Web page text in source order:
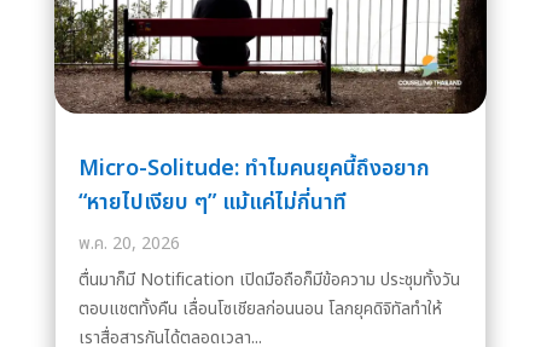
Micro-Solitude: ทำไมคนยุคนี้ถึงอยาก
“หายไปเงียบ ๆ” แม้แค่ไม่กี่นาที
พ.ค. 20, 2026
ตื่นมาก็มี Notification เปิดมือถือก็มีข้อความ ประชุมทั้งวัน
ตอบแชตทั้งคืน เลื่อนโซเชียลก่อนนอน โลกยุคดิจิทัลทำให้
เราสื่อสารกันได้ตลอดเวลา...